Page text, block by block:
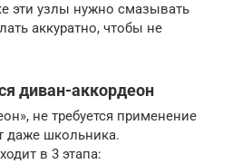
эти узлы нужно смазывать
аккуратно, чтобы не
диван-аккордеон
не требуется применение
даже школьника.
в 3 этапа: